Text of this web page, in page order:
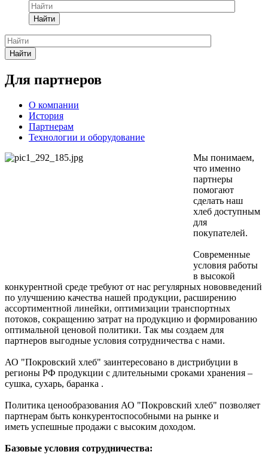
Найти
Найти
Для партнеров
О компании
История
Партнерам
Технологии и оборудование
Мы понимаем,
что именно
партнеры
помогают
сделать наш
хлеб доступным
для
покупателей.
Современные
условия работы
в высокой
конкурентной среде требуют от нас регулярных нововведений
по улучшению качества нашей продукции, расширению
ассортиментной линейки, оптимизации транспортных
потоков, сокращению затрат на продукцию и формированию
оптимальной ценовой политики. Так мы создаем для
партнеров выгодные условия сотрудничества с нами.
АО "Покровский хлеб" заинтересовано в дистрибуции в
регионы РФ продукции с длительными сроками хранения –
сушка, сухарь, баранка .
Политика ценообразования АО "Покровский хлеб" позволяет
партнерам быть конкурентоспособными на рынке и
иметь успешные продажи с высоким доходом.
Базовые условия сотрудничества: